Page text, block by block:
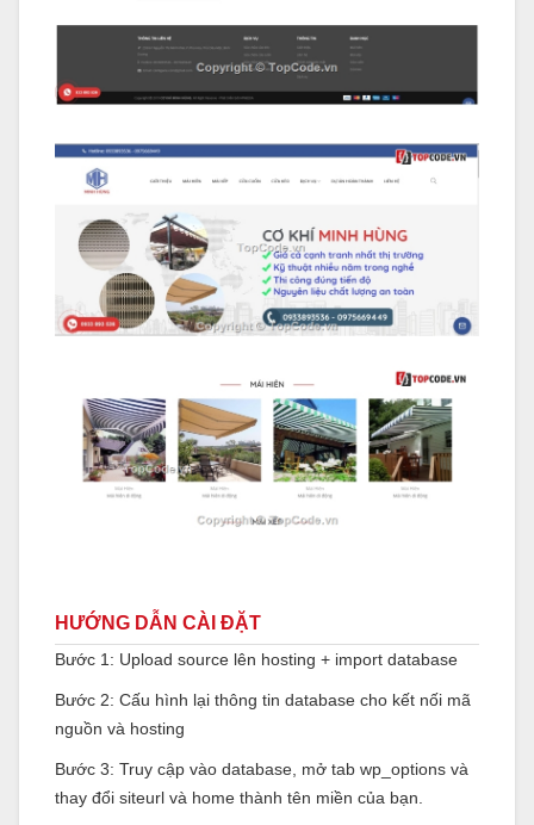
HƯỚNG DẪN CÀI ĐẶT
Bước 1: Upload source lên hosting + import database
Bước 2: Cấu hình lại thông tin database cho kết nối mã
nguồn và hosting
Bước 3: Truy cập vào database, mở tab wp_options và
thay đổi siteurl và home thành tên miền của bạn.